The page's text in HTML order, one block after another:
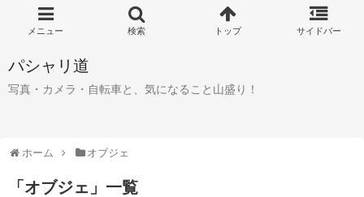
パシャリ道
写真・カメラ・自転車と、気になること山盛り！
ホーム オブジェ
「 オブジェ 」 一覧